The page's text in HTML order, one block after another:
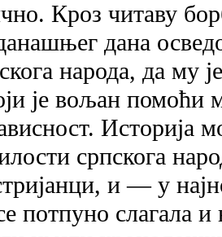
Кроз читаву
дана
народа, да му
je вољан помоћи
Историја
српскога
и — у
потпуно слагала